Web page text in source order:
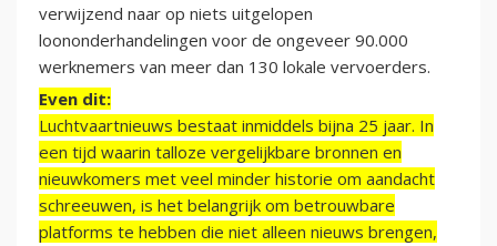
verwijzend naar op niets uitgelopen
loononderhandelingen voor de ongeveer 90.000
werknemers van meer dan 130 lokale vervoerders.
Even dit:
Luchtvaartnieuws bestaat inmiddels bijna 25 jaar. In
een tijd waarin talloze vergelijkbare bronnen en
nieuwkomers met veel minder historie om aandacht
schreeuwen, is het belangrijk om betrouwbare
platforms te hebben die niet alleen nieuws brengen,